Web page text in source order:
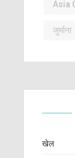
Asia
जुर्माना
खेल